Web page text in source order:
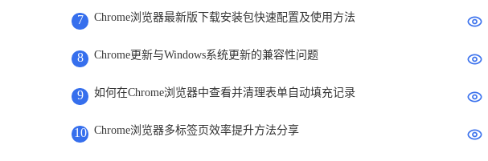
7 Chrome浏览器最新版下载安装包快速配置及使用方法
8 Chrome更新与Windows系统更新的兼容性问题
9 如何在Chrome浏览器中查看并清理表单自动填充记录
10 Chrome浏览器多标签页效率提升方法分享